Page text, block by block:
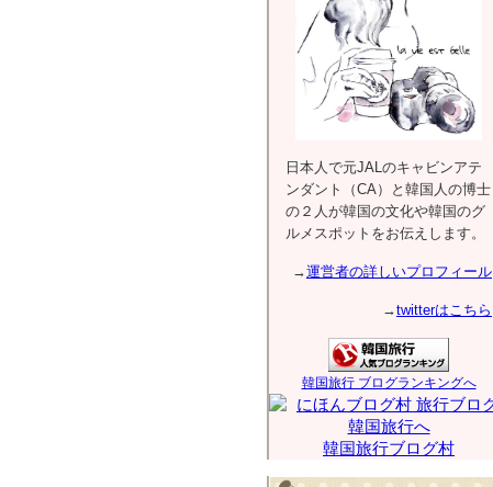
日本人で元JALのキャビンアテ
ンダント（CA）と韓国人の博士
の２人が韓国の文化や韓国のグ
ルメスポットをお伝えします。
→運営者の詳しいプロフィール
→twitterはこちら
韓国旅行 ブログランキングへ
韓国旅行ブログ村